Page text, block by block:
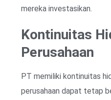
mereka investasikan.
Kontinuitas
Perusahaan
PT memiliki kontinuitas
perusahaan dapat tetap